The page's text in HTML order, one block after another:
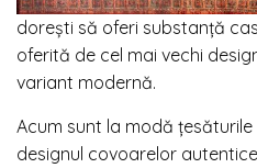
doreşti să oferi substanţă
oferită de cel mai vechi
variant modernă.
Acum sunt la modă
designul covoarelor